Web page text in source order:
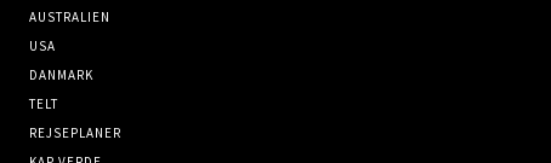
AUSTRALIEN
USA
DANMARK
TELT
REJSEPLANER